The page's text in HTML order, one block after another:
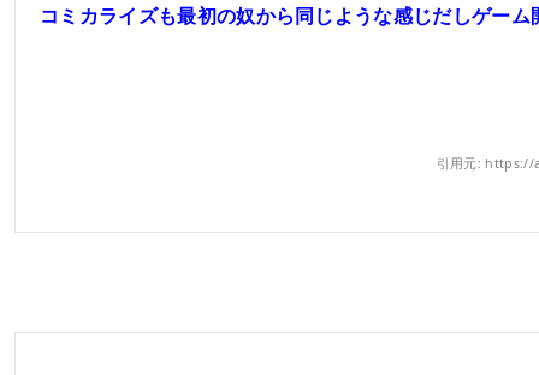
コミカライズも最初の奴から同じような感じだしゲー
引用元: https://